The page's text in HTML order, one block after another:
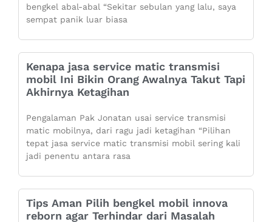
bengkel abal-abal “Sekitar sebulan yang lalu, saya
sempat panik luar biasa
Kenapa jasa service matic transmisi
mobil Ini Bikin Orang Awalnya Takut Tapi
Akhirnya Ketagihan
Pengalaman Pak Jonatan usai service transmisi
matic mobilnya, dari ragu jadi ketagihan “Pilihan
tepat jasa service matic transmisi mobil sering kali
jadi penentu antara rasa
Tips Aman Pilih bengkel mobil innova
reborn agar Terhindar dari Masalah